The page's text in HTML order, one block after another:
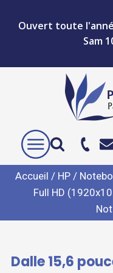
Ouvert toute
Sam
Accueil / HP /
Full HD
Dalle 15,6